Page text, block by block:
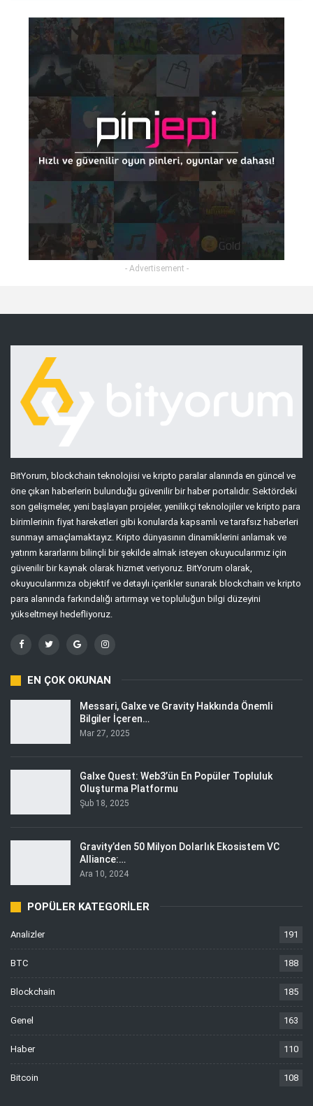
- Advertisement -
BitYorum, blockchain teknolojisi ve kripto paralar alanında en güncel ve
öne çıkan haberlerin bulunduğu güvenilir bir haber portalıdır. Sektördeki
son gelişmeler, yeni başlayan projeler, yenilikçi teknolojiler ve kripto para
birimlerinin fiyat hareketleri gibi konularda kapsamlı ve tarafsız haberleri
sunmayı amaçlamaktayız. Kripto dünyasının dinamiklerini anlamak ve
yatırım kararlarını bilinçli bir şekilde almak isteyen okuyucularımız için
güvenilir bir kaynak olarak hizmet veriyoruz. BitYorum olarak,
okuyucularımıza objektif ve detaylı içerikler sunarak blockchain ve kripto
para alanında farkındalığı artırmayı ve topluluğun bilgi düzeyini
yükseltmeyi hedefliyoruz.
EN ÇOK OKUNAN
Messari, Galxe ve Gravity Hakkında Önemli
Bilgiler İçeren…
Mar 27, 2025
Galxe Quest: Web3’ün En Popüler Topluluk
Oluşturma Platformu
Şub 18, 2025
Gravity’den 50 Milyon Dolarlık Ekosistem VC
Alliance:…
Ara 10, 2024
POPÜLER KATEGORILER
Analizler 191
BTC 188
Blockchain 185
Genel 163
Haber 110
Bitcoin 108